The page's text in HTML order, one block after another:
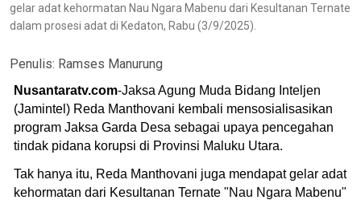
gelar adat kehormatan Nau Ngara Mabenu dari Kesultanan Ternate
dalam prosesi adat di Kedaton, Rabu (3/9/2025).
Penulis: Ramses Manurung
Nusantaratv.com-Jaksa Agung Muda Bidang Inteljen
(Jamintel) Reda Manthovani kembali mensosialisasikan
program Jaksa Garda Desa sebagai upaya pencegahan
tindak pidana korupsi di Provinsi Maluku Utara.
Tak hanya itu, Reda Manthovani juga mendapat gelar adat
kehormatan dari Kesultanan Ternate "Nau Ngara Mabenu"